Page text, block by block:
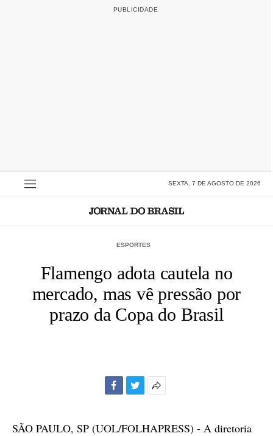
SEXTA, 7 DE AGOSTO DE 2026
ESPORTES
Flamengo adota cautela no
mercado, mas vê pressão por
prazo da Copa do Brasil
compartilhamento
SÃO PAULO, SP (UOL/FOLHAPRESS) - A diretoria